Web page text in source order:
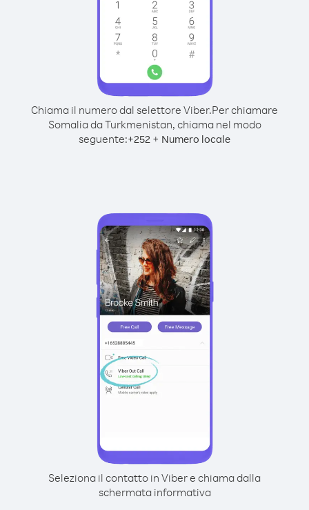
Chiama il numero dal selettore Viber.Per chiamare
Somalia da Turkmenistan, chiama nel modo
seguente:+252 + Numero locale
Seleziona il contatto in Viber e chiama dalla
schermata informativa